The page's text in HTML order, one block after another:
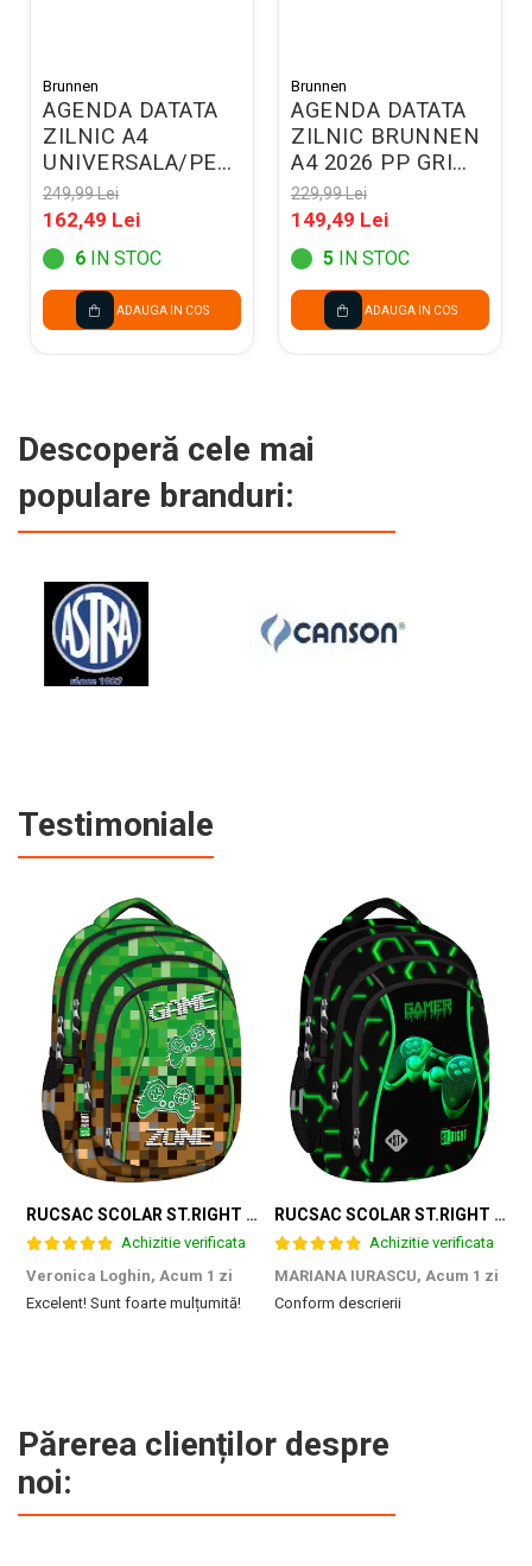
Brunnen
AGENDA DATATA
ZILNIC A4
UNIVERSALA/PERPETUA,
NEAGRA 2200290
249,99 Lei
162,49 Lei
6 IN STOC
ADAUGA IN COS
Brunnen
AGENDA DATATA
ZILNIC BRUNNEN
A4 2026 PP GRI
METALIC
78965906
229,99 Lei
149,49 Lei
5 IN STOC
ADAUGA IN COS
Descoperă cele mai
populare branduri:
Testimoniale
RUCSAC SCOLAR ST.RIGHT 4 COMPARTIMENTE BP-04 GAME ZONE 698187
Achizitie verificata
Veronica Loghin, Acum 1 zi
Excelent! Sunt foarte mulțumită!
RUCSAC SCOLAR ST.RIGHT 4 COMPARTIMENTE BP-04 GREEN LEVEL 301339
Achizitie verificata
MARIANA IURASCU, Acum 1 zi
Conform descrierii
Părerea clienților despre
noi: